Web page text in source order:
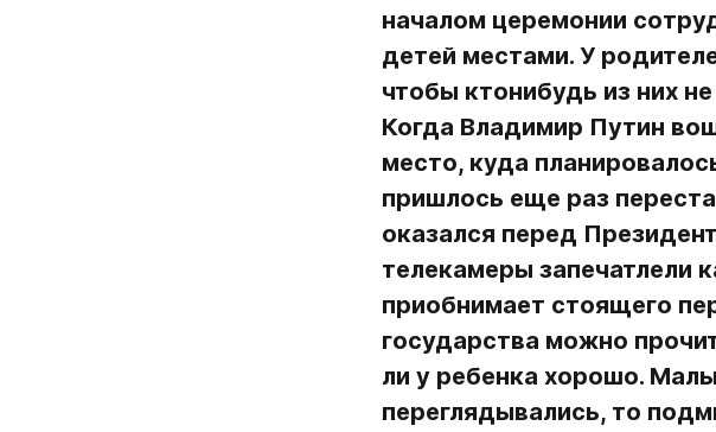
началом церемонии
детей местами. У
чтобы кто­нибудь из них
Когда Владимир Путин
место, куда
пришлось еще раз
оказался перед
телекамеры запечатлели
приобнимает стоящего
государства можно
ли у ребенка хорошо.
переглядывались, то